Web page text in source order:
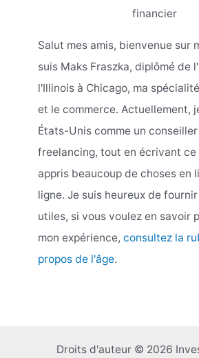
financier
Salut mes amis, bienvenue sur
suis Maks Fraszka, diplômé de
l'Illinois à Chicago, ma
et le commerce. Actuellement,
États-Unis comme un
freelancing, tout en écrivant ce
appris beaucoup de choses en
ligne. Je suis heureux de
utiles, si vous voulez en savoir
mon expérience, consultez la
propos de l'âge.
Droits d'auteur © 2026